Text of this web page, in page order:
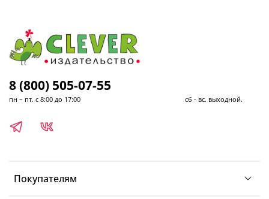
Покупателям
8 (800) 505-07-55
пн – пт. с 8:00 до 17:00 сб - вс. выходной.